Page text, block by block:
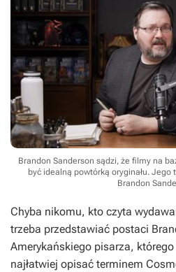
Brandon Sanderson sądzi, że filmy na
być idealną powtórką oryginału. Jego
Brandon
Chyba nikomu, kto czyta
trzeba przedstawiać postaci
Amerykańskiego pisarza,
najłatwiej opisać terminem